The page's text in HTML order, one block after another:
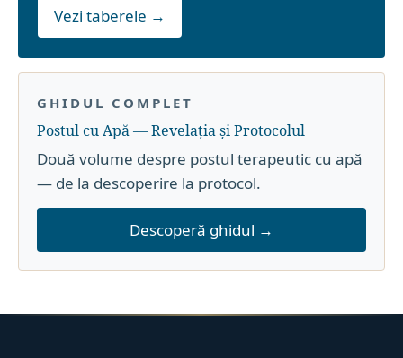
Vezi taberele →
GHIDUL COMPLET
Postul cu Apă — Revelația și Protocolul
Două volume despre postul terapeutic cu apă
— de la descoperire la protocol.
Descoperă ghidul →